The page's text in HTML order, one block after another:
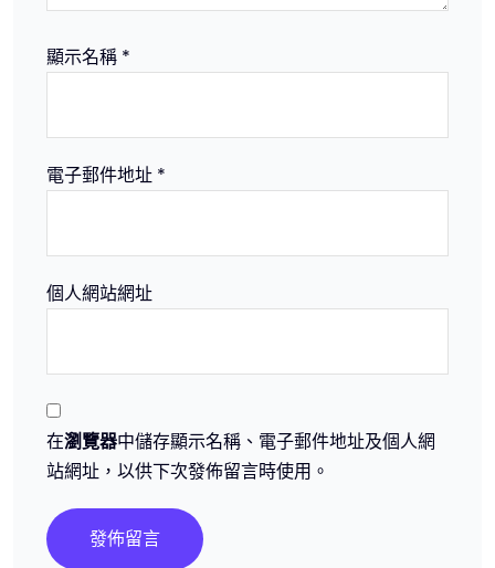
顯示名稱 *
電子郵件地址 *
個人網站網址
在瀏覽器中儲存顯示名稱、電子郵件地址及個人網
站網址，以供下次發佈留言時使用。